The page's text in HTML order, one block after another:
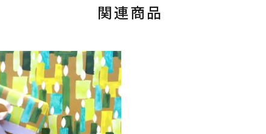
関連商品